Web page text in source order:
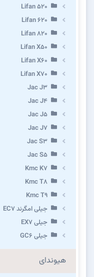
Lifan 520
Lifan 620
Lifan 820
Lifan X50
Lifan X60
Lifan X70
Jac J3
Jac J4
Jac J5
Jac J7
Jac S3
Jac S5
Kmc K7
Kmc T8
Kmc T9
جیلی امگرند EC7
جیلی EX7
جیلی GC6
هیوندای